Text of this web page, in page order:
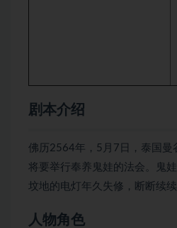
剧本介绍
佛历2564年，5月7日，泰国曼
将要举行奉养鬼娃的法会。鬼
坟地的电灯年久失修，断断续
人物角色